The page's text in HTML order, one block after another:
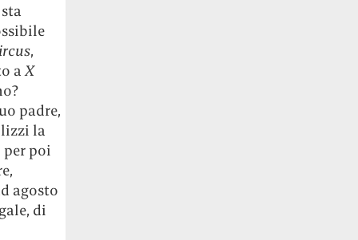
,
aX
padre,
la
per poi
agosto
di